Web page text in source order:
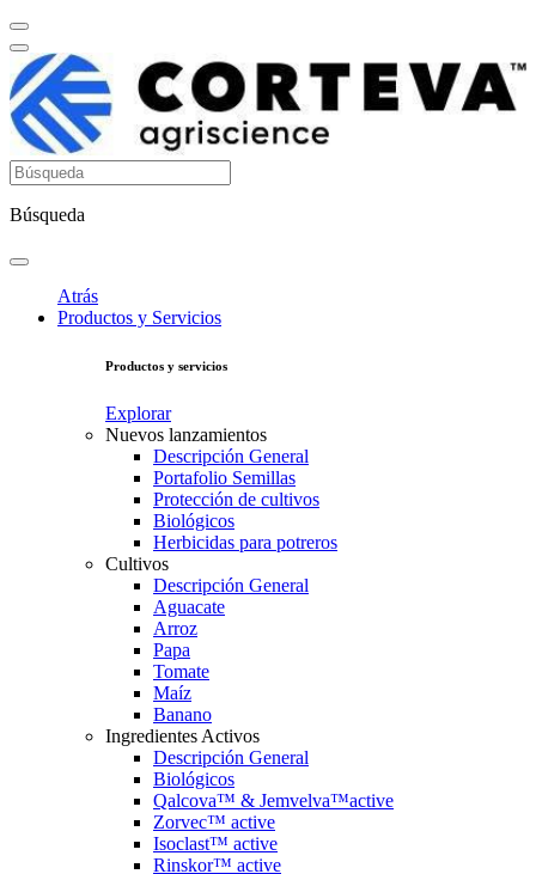
Búsqueda
Atrás
Productos y Servicios
Productos y servicios
Explorar
Nuevos lanzamientos
Descripción General
Portafolio Semillas
Protección de cultivos
Biológicos
Herbicidas para potreros
Cultivos
Descripción General
Aguacate
Arroz
Papa
Tomate
Maíz
Banano
Ingredientes Activos
Descripción General
Biológicos
Qalcova™ & Jemvelva™active
Zorvec™ active
Isoclast™ active
Rinskor™ active